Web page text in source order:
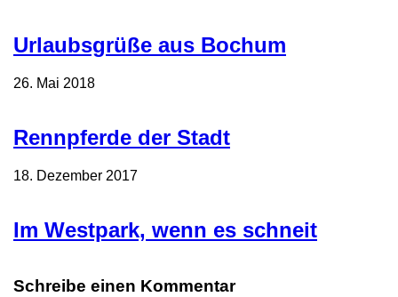
Urlaubsgrüße aus Bochum
26. Mai 2018
Rennpferde der Stadt
18. Dezember 2017
Im Westpark, wenn es schneit
Schreibe einen Kommentar